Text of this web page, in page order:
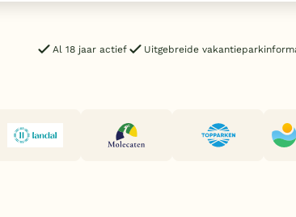
Al 18 jaar actief Uitgebreide